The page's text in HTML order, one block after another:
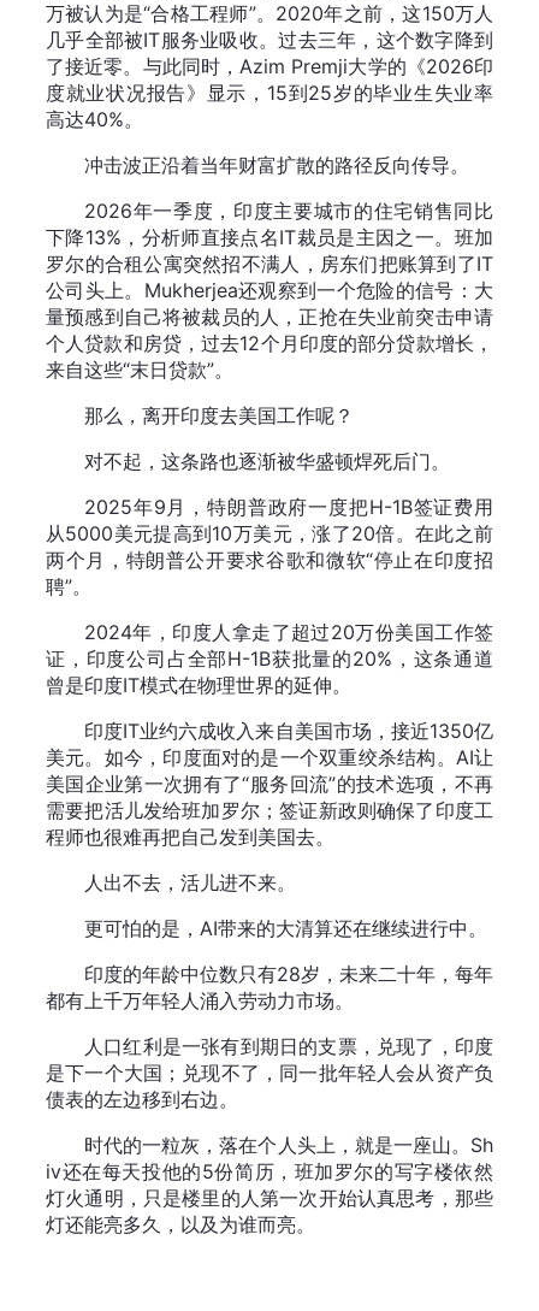
万被认为是“合格工程师”。2020年之前，这150万人
几乎全部被IT服务业吸收。过去三年，这个数字降到
了接近零。与此同时，Azim Premji大学的《2026印
度就业状况报告》显示，15到25岁的毕业生失业率
高达40%。
冲击波正沿着当年财富扩散的路径反向传导。
2026年一季度，印度主要城市的住宅销售同比
下降13%，分析师直接点名IT裁员是主因之一。班加
罗尔的合租公寓突然招不满人，房东们把账算到了IT
公司头上。Mukherjea还观察到一个危险的信号：大
量预感到自己将被裁员的人，正抢在失业前突击申请
个人贷款和房贷，过去12个月印度的部分贷款增长，
来自这些“末日贷款”。
那么，离开印度去美国工作呢？
对不起，这条路也逐渐被华盛顿焊死后门。
2025年9月，特朗普政府一度把H-1B签证费用
从5000美元提高到10万美元，涨了20倍。在此之前
两个月，特朗普公开要求谷歌和微软“停止在印度招
聘”。
2024年，印度人拿走了超过20万份美国工作签
证，印度公司占全部H-1B获批量的20%，这条通道
曾是印度IT模式在物理世界的延伸。
印度IT业约六成收入来自美国市场，接近1350亿
美元。如今，印度面对的是一个双重绞杀结构。AI让
美国企业第一次拥有了“服务回流”的技术选项，不再
需要把活儿发给班加罗尔；签证新政则确保了印度工
程师也很难再把自己发到美国去。
人出不去，活儿进不来。
更可怕的是，AI带来的大清算还在继续进行中。
印度的年龄中位数只有28岁，未来二十年，每年
都有上千万年轻人涌入劳动力市场。
人口红利是一张有到期日的支票，兑现了，印度
是下一个大国；兑现不了，同一批年轻人会从资产负
债表的左边移到右边。
时代的一粒灰，落在个人头上，就是一座山。Sh
iv还在每天投他的5份简历，班加罗尔的写字楼依然
灯火通明，只是楼里的人第一次开始认真思考，那些
灯还能亮多久，以及为谁而亮。